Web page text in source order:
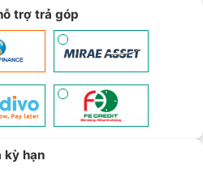
hàng doanh nghiệp B2B khi
tiết)
trợ trả góp
kỳ hạn